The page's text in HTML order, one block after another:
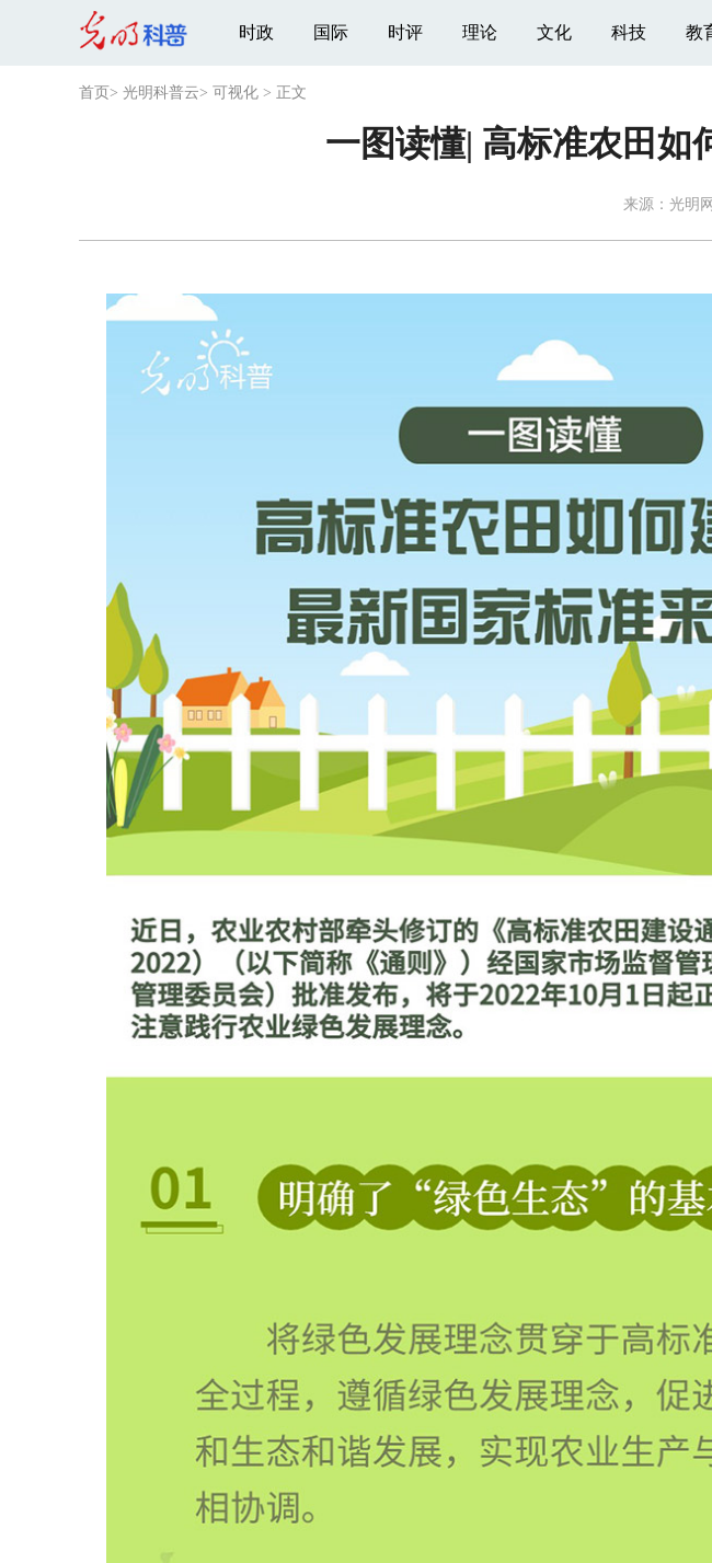
时政 国际 时评 理论 文化 科技 教
首页 > 光明科普云> 可视化 > 正文
一图读懂| 高标准农田如
来源： 光明网